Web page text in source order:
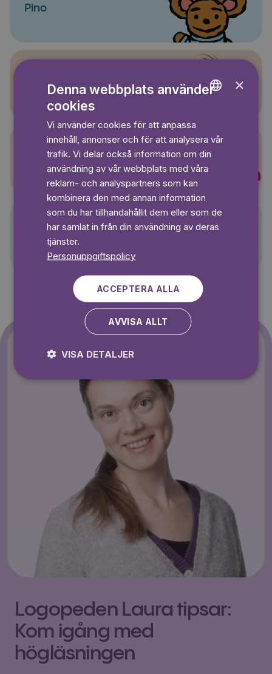
Pino
Sagasagor
Super-Charlie
Pelle Svanslös
Logopeden Laura tipsar:
Kom igång med
högläsningen
×
Denna webbplats använder
cookies
Vi använder cookies för att anpassa
innehåll, annonser och för att analysera vår
trafik. Vi delar också information om din
användning av vår webbplats med våra
reklam- och analyspartners som kan
kombinera den med annan information
som du har tillhandahållit dem eller som de
har samlat in från din användning av deras
tjänster.
Personuppgiftspolicy
ACCEPTERA ALLA
AVVISA ALLT
VISA DETALJER